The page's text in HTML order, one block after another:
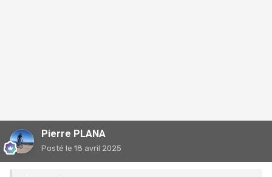
Pierre PLANA
Posté le 18 avril 2025